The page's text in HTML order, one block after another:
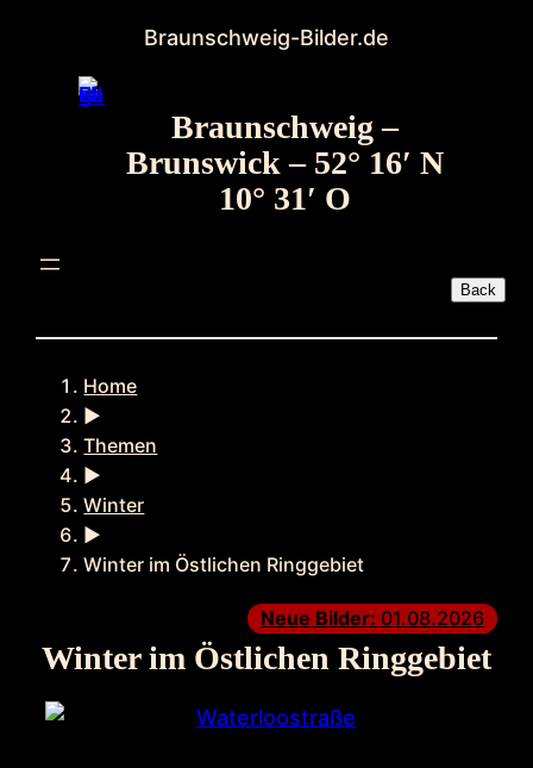
springen
Braunschweig-Bilder.de
Braunschweig –
Brunswick – 52° 16′ N
10° 31′ O
Home
►
Themen
►
Winter
►
Winter im Östlichen Ringgebiet
Neue Bilder: 01.08.2026
Winter im Östlichen Ringgebiet